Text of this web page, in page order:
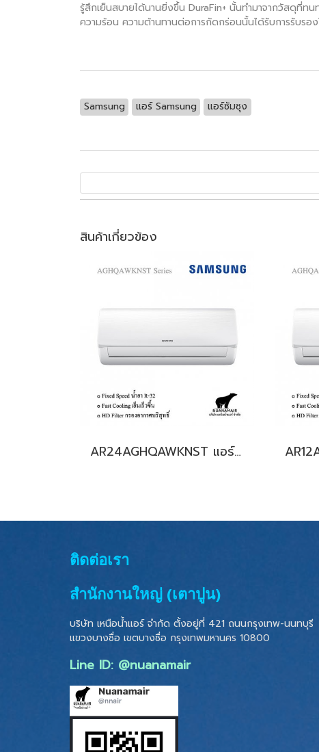
รู้สึกเย็นสบายได้นานยิ่งขึ้น DuraFin+ นั้นทำมาจากวัสดุที่ท
ความร้อน ความต้านทานต่อการกัดกร่อนนั้นได้รับการรับร
Samsung แอร์ Samsung แอร์ซัมซุง
สินค้าเกี่ยวข้อง
AR24AGHQAWKNST แอร์ซัมซุง (SAMSUNG) Fixed Speed R32 24,000 BTU. พร้อมบริการติดตั้ง
ติดต่อเรา
สำนักงานใหญ่ (เตาปูน)
บริษัท เหนือน้ำแอร์ จำกัด ตั้งอยู่ที่ 421 ถนนกรุงเทพ-นนทบุรี
แขวงบางซื่อ เขตบางซื่อ กรุงเทพมหานคร 10800
Line ID: @nuanamair